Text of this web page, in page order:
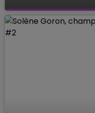
Le Mag des Sports